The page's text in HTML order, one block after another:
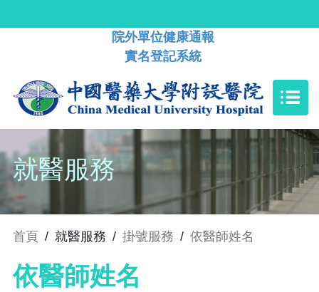
院外單位健康通報
實名登記系統
就醫服務
首頁 / 就醫服務 / 掛號服務 / 依醫師姓名
依醫師姓名